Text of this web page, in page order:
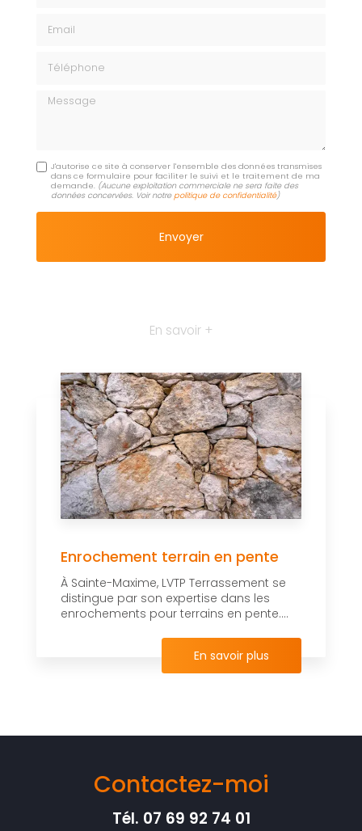
Message
J'autorise ce site à conserver l'ensemble des données transmises
dans ce formulaire pour faciliter le suivi et le traitement de ma
demande. (Aucune exploitation commerciale ne sera faite des
données concervées. Voir notre politique de confidentialité)
En savoir +
Enrochement terrain en pente
À Sainte-Maxime, LVTP Terrassement se
distingue par son expertise dans les
enrochements pour terrains en pente....
En savoir plus
Contactez-moi
Tél. 07 69 92 74 01